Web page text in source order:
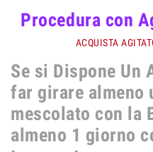
Procedura con
ACQUISTA
Se si Dispone Un
far girare almeno
mescolato con la
almeno 1 giorno